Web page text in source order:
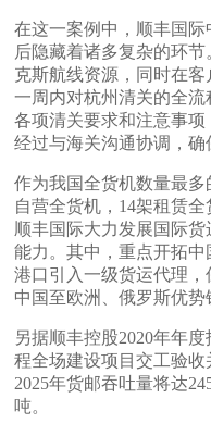
在这一案例中，顺丰国
后隐藏着诸多复杂的环
克斯航线资源，同时在
一周内对杭州清关的全
各项清关要求和注意事
经过与海关沟通协调，确
作为我国全货机数量最
自营全货机，14架租赁全
顺丰国际大力发展国际
能力。其中，重点开拓
港口引入一级货运代理
中国至欧洲、俄罗斯优势
另据顺丰控股2020年年
程全场建设项目交工验
2025年货邮吞吐量将达
吨。